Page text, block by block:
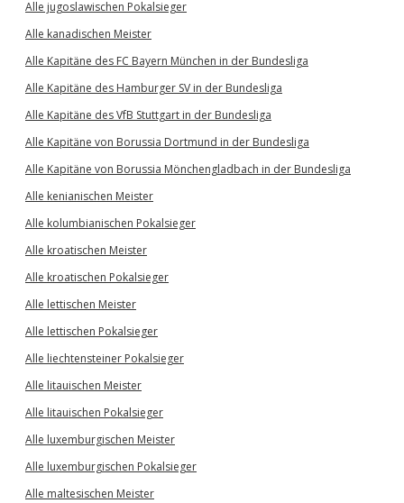
Alle jugoslawischen Pokalsieger
Alle kanadischen Meister
Alle Kapitäne des FC Bayern München in der Bundesliga
Alle Kapitäne des Hamburger SV in der Bundesliga
Alle Kapitäne des VfB Stuttgart in der Bundesliga
Alle Kapitäne von Borussia Dortmund in der Bundesliga
Alle Kapitäne von Borussia Mönchengladbach in der Bundesliga
Alle kenianischen Meister
Alle kolumbianischen Pokalsieger
Alle kroatischen Meister
Alle kroatischen Pokalsieger
Alle lettischen Meister
Alle lettischen Pokalsieger
Alle liechtensteiner Pokalsieger
Alle litauischen Meister
Alle litauischen Pokalsieger
Alle luxemburgischen Meister
Alle luxemburgischen Pokalsieger
Alle maltesischen Meister